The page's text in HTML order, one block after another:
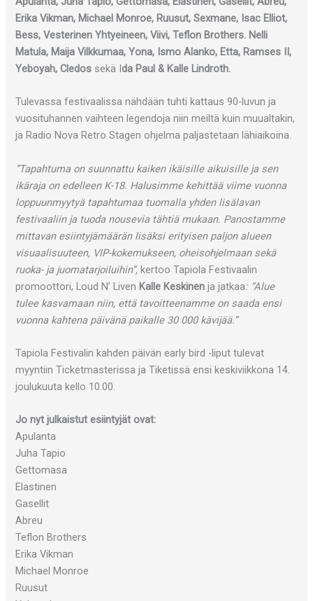
Erika Vikman, Michael Monroe, Ruusut, Sexmane, Isac Elliot,
Bess, Vesterinen Yhtyeineen, Viivi, Teflon Brothers. Nelli
Matula, Maija Vilkkumaa, Yona, Ismo Alanko, Etta, Ramses II,
Yeboyah, Cledos sekä Ida Paul & Kalle Lindroth.
Tulevassa festivaalissa nähdään tuhti kattaus 90-luvun ja
vuosituhannen vaihteen legendoja niin meiltä kuin muualtakin,
ja Radio Nova Retro Stagen ohjelma paljastetaan lähiaikoina.
”Tapahtuma on suunnattu kaiken ikäisille aikuisille ja sen
ikäraja on edelleen K-18. Halusimme kehittää viime vuonna
loppuunmyytyä tapahtumaa tuomalla yhden lisälavan
festivaaliin ja tuoda nousevia tähtiä mukaan. Panostamme
mittavan esiintyjämäärän lisäksi erityisen paljon alueen
visuaalisuuteen, VIP-kokemukseen, oheisohjelmaan sekä
ruoka- ja juomatarjoiluihin”,kertoo Tapiola Festivaalin
promoottori, Loud N’ Liven Kalle Keskinen ja jatkaa: ”Alue
tulee kasvamaan niin, että tavoitteenamme on saada ensi
vuonna kahtena päivänä paikalle 30 000 kävijää.”
Tapiola Festivalin kahden päivän early bird -liput tulevat
myyntiin Ticketmasterissa ja Tiketissä ensi keskiviikkona 14.
joulukuuta kello 10.00.
Jo nyt julkaistut esiintyjät ovat:
Apulanta
Juha Tapio
Gettomasa
Elastinen
Gasellit
Abreu
Teflon Brothers
Erika Vikman
Michael Monroe
Ruusut